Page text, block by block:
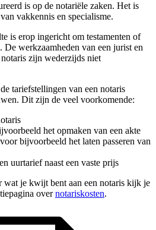
is op de notariële zaken. Het is
vakkennis en specialisme.
is erop ingericht om testamenten of
De werkzaamheden van een jurist en
zijn wederzijds niet
tariefstellingen van een notaris
Dit zijn de veel voorkomende:
het opmaken van een akte
bijvoorbeeld het laten passeren van
uurtarief naast een vaste prijs
wat je kwijt bent aan een notaris kijk je
overnotariskosten.